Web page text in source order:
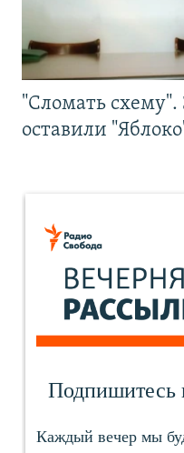
"Сломать схему".
оставили